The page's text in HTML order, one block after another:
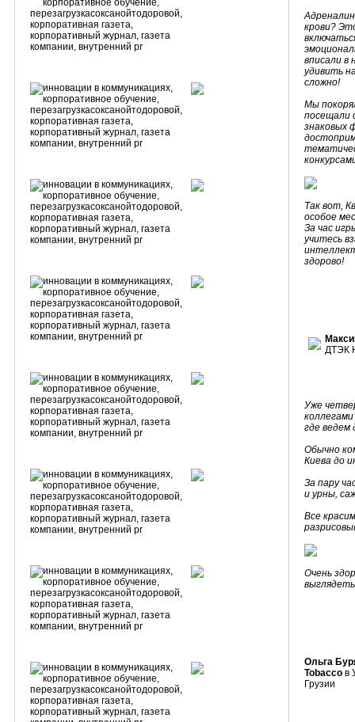
крови?
вписали в
удивить
сложно!
Мы
посещали
знаковых
Так вот,
особое
За час
учитесь
здорово!
ДТЭК
Уже
где ведем
Обычно
Киева до
За пару
и урны,
Все
Очень
Ольга
Tobacco в
Грузии